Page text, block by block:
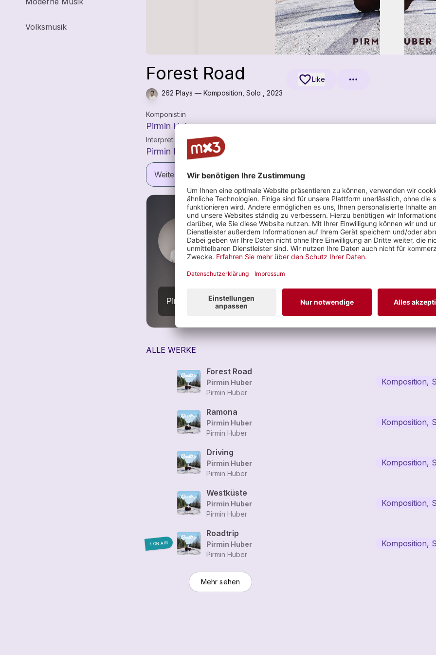
Volksmusik
Forest Road
262 Plays — Komposition, Solo , 2023
Like
Komponist:in
Pirmin Huber
Interpret:in
Pirmin Huber
Weitere Informationen
Pirmin Huber
Neue Volksmusik, expe...
6 tracks
ALLE WERKE
Forest Road
Pirmin Huber
Pirmin Huber
Komposition,
Ramona
Pirmin Huber
Pirmin Huber
Komposition,
Driving
Pirmin Huber
Pirmin Huber
Komposition,
Westküste
Pirmin Huber
Pirmin Huber
Komposition,
1 ON AIR
Roadtrip
Pirmin Huber
Pirmin Huber
Komposition,
Mehr sehen